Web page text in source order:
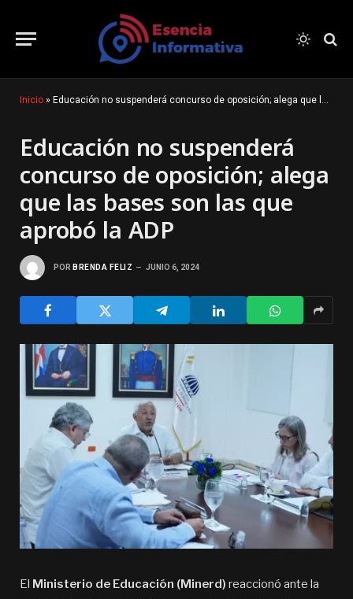
Inicio » Educación no suspenderá concurso de oposición; alega que las bases son las que aprobó la ADP
Educación no suspenderá
concurso de oposición; alega
que las bases son las que
aprobó la ADP
POR BRENDA FELIZ JUNIO 6, 2024
El Ministerio de Educación (Minerd) reaccionó ante la